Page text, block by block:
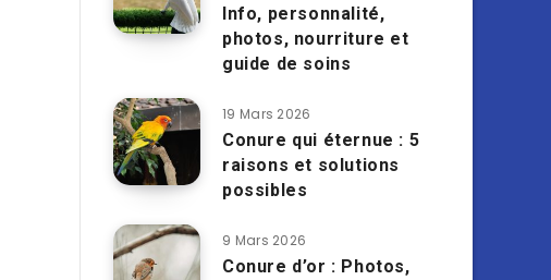
Info, personnalité,
photos, nourriture et
guide de soins
19 Mars 2026
Conure qui éternue : 5
raisons et solutions
possibles
9 Mars 2026
Conure d’or : Photos,